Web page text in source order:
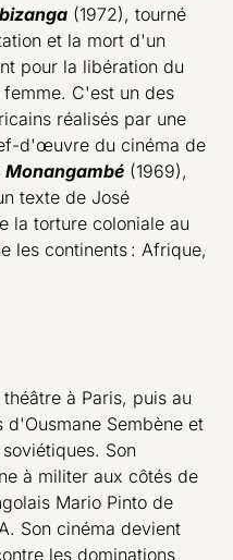
(1972), tourné
et la mort d'un
pour la libération du
C'est un des
réalisés par une
d'œuvre du cinéma de
Monangambé (1969),
texte de José
la torture coloniale au
les continents : Afrique,
à Paris, puis au
Sembène et
Son
à militer aux côtés de
Mario Pinto de
Son cinéma devient
les dominations